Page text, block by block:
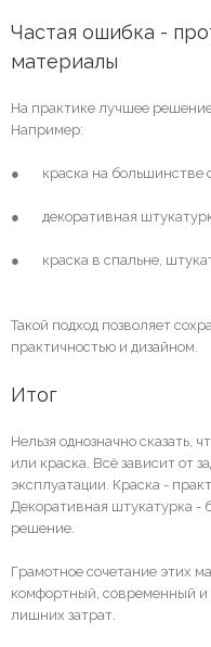
Частая ошибка -
материалы
На практике лучшее
Например:
● краска на большинстве
● декоративная
● краска в спальне,
Такой подход позволяет
практичностью и дизайном.
Итог
Нельзя однозначно сказать,
или краска. Всё зависит от
эксплуатации. Краска -
Декоративная штукатурка -
решение.
Грамотное сочетание этих
комфортный, современный и
лишних затрат.